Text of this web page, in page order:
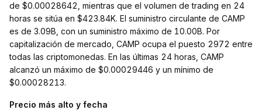
de $0.00028642, mientras que el volumen de trading en 24
horas se sitúa en $423.84K. El suministro circulante de CAMP
es de 3.09B, con un suministro máximo de 10.00B. Por
capitalización de mercado, CAMP ocupa el puesto 2972 entre
todas las criptomonedas. En las últimas 24 horas, CAMP
alcanzó un máximo de $0.00029446 y un mínimo de
$0.00028213.
Precio más alto y fecha